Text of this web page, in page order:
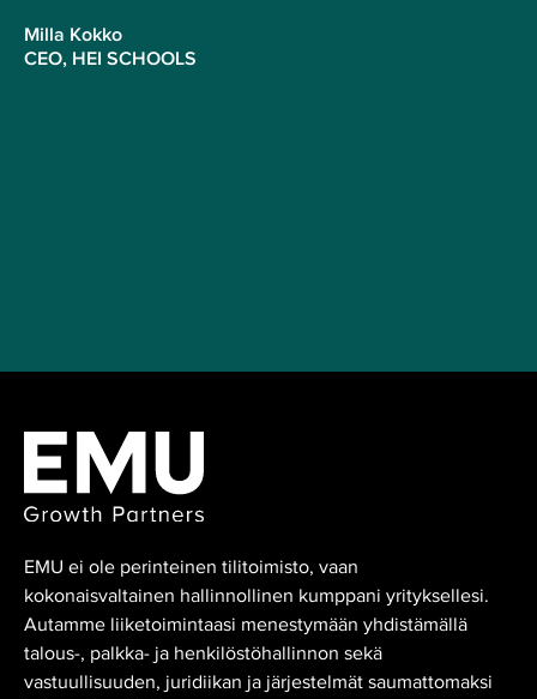
Milla Kokko
CEO, HEI SCHOOLS
EMU ei ole perinteinen tilitoimisto, vaan
kokonaisvaltainen hallinnollinen kumppani yrityksellesi.
Autamme liiketoimintaasi menestymään yhdistämällä
talous-, palkka- ja henkilöstöhallinnon sekä
vastuullisuuden, juridiikan ja järjestelmät saumattomaksi